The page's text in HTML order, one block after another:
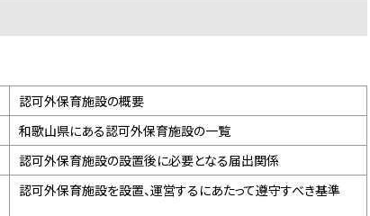
認可外保育施設の概要
和歌山県にある認可外保育施設の一覧
認可外保育施設の設置後に必要となる届出関係
認可外保育施設を設置、運営するにあたって遵守すべき基準